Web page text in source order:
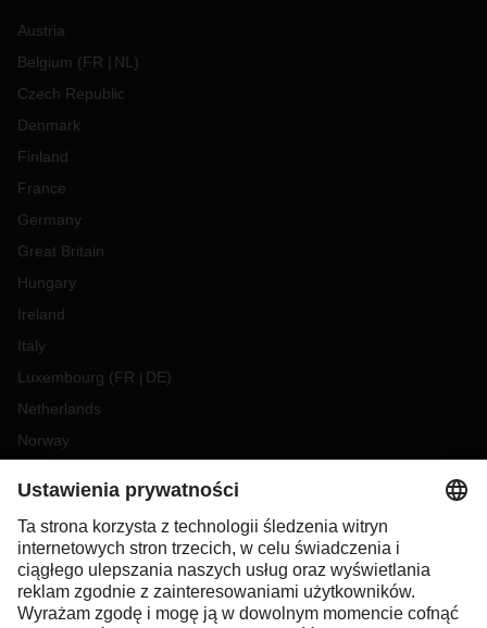
Austria
Belgium (FR NL )
Czech Republic
Denmark
Finland
France
Germany
Great Britain
Hungary
Ireland
Italy
Luxembourg (FR DE)
Netherlands
Norway
Romania
Slovakia
Spain